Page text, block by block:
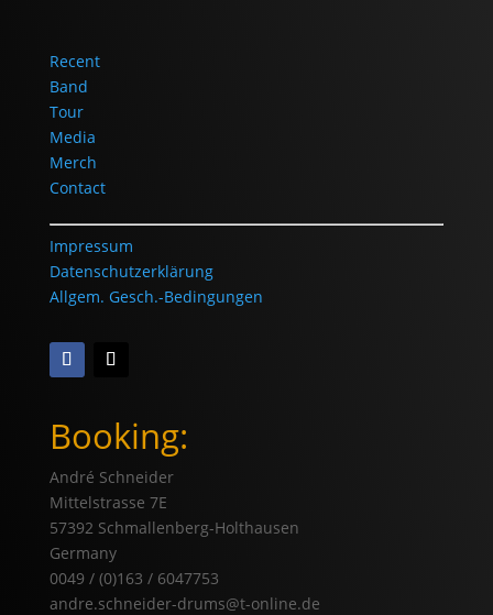
Recent
Band
Tour
Media
Merch
Contact
Impressum
Datenschutzerklärung
Allgem. Gesch.-Bedingungen
Booking:
André Schneider
Mittelstrasse 7E
57392 Schmallenberg-Holthausen
Germany
0049 / (0)163 / 6047753
andre.schneider-drums@t-online.de